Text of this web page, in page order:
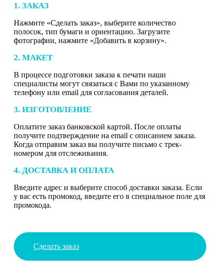
1. ЗАКАЗ
Нажмите «Сделать заказ», выберите количество
полосок, тип бумаги и ориентацию. Загрузите
фотографии, нажмите «Добавить в корзину».
2. МАКЕТ
В процессе подготовки заказа к печати наши
специалисты могут связаться с Вами по указанному
телефону или email для согласования деталей.
3. ИЗГОТОВЛЕНИЕ
Оплатите заказ банковской картой. После оплаты
получите подтверждение на email с описанием заказа.
Когда отправим заказ вы получите письмо с трек-
номером для отслеживания.
4. ДОСТАВКА И ОПЛАТА
Введите адрес и выберите способ доставки заказа. Если
у вас есть промокод, введите его в специальное поле для
промокода.
Сделать заказ